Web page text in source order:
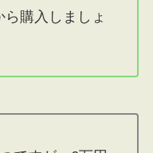
購入しましょ